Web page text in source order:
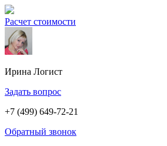
Расчет стоимости
Ирина Логист
Задать вопрос
+7 (499) 649-72-21
Обратный звонок